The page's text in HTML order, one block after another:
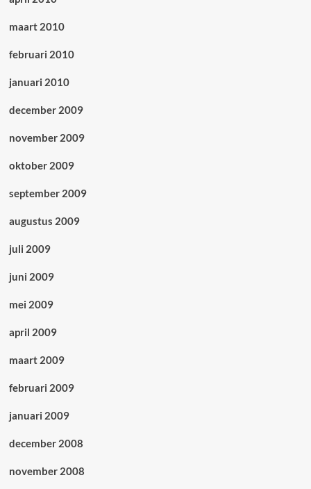
maart 2010
februari 2010
januari 2010
december 2009
november 2009
oktober 2009
september 2009
augustus 2009
juli 2009
juni 2009
mei 2009
april 2009
maart 2009
februari 2009
januari 2009
december 2008
november 2008